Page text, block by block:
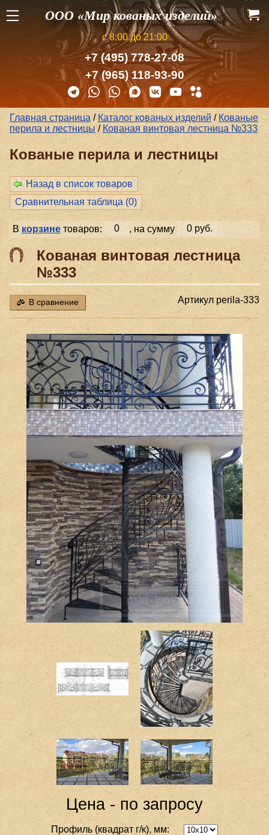
ООО «Мир кованых изделий»
с 8:00 до 21:00
+7 (495) 778-27-08
+7 (965) 118-93-90
Главная страница / Каталог кованых изделий / Кованые
перила и лестницы / Кованая винтовая лестница №333
Кованые перила и лестницы
Назад в список товаров
Сравнительная таблица (0)
В корзинетоваров: 0 , на сумму 0 руб.
Кованая винтовая лестница
№333
В сравнение Артикул perila-333
Цена - по запросу
Профиль (квадрат г/к), мм: